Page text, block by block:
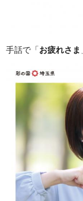
手話で「お疲れさま